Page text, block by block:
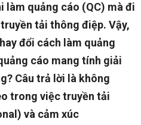
làm quảng cáo (QC) mà đi
tải thông điệp. Vậy,
đổi cách làm quảng
cáo mang tính giải
Câu trả lời là không
trong việc truyền tải
và cảm xúc